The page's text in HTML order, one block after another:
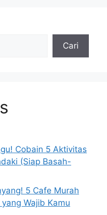
Cari
Cobain 5 Aktivitas
(Siap Basah-
5 Cafe Murah
Wajib Kamu